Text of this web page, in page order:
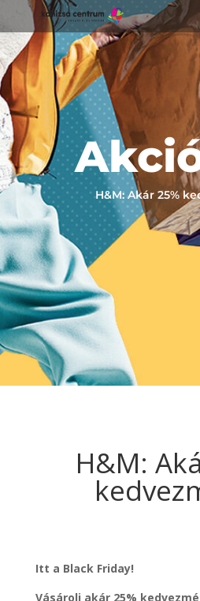
H&M: Akár 25%
H&M:
Itt a Black Friday!
Vásárolj akár 25%